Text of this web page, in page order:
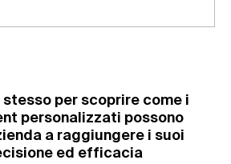
per scoprire come i
personalizzati possono
a raggiungere i suoi
ed efficacia